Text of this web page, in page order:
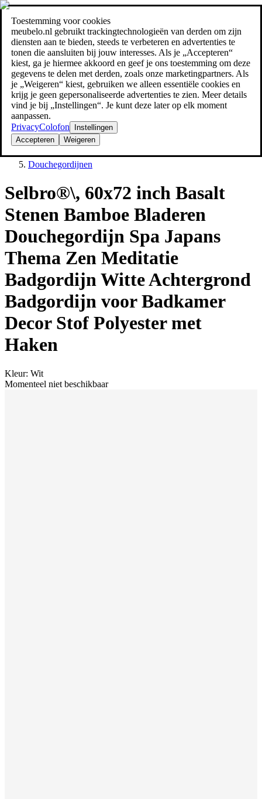
Toestemming voor cookies
meubelo.nl gebruikt trackingtechnologieën van derden om zijn
diensten aan te bieden, steeds te verbeteren en advertenties te
tonen die aansluiten bij jouw interesses. Als je „Accepteren“
kiest, ga je hiermee akkoord en geef je ons toestemming om deze
gegevens te delen met derden, zoals onze marketingpartners. Als
je „Weigeren“ kiest, gebruiken we alleen essentiële cookies en
krijg je geen gepersonaliseerde advertenties te zien. Meer details
vind je bij „Instellingen“. Je kunt deze later op elk moment
aanpassen.
PrivacyColofon
Instellingen
Accepteren
Weigeren
Zoeken
meubel jezelf de beste prijs!meubel jezelf de beste prijs!
Douches
Douchegordijnen
Selbro®\, 60x72 inch Basalt
Stenen Bamboe Bladeren
Douchegordijn Spa Japans
Thema Zen Meditatie
Badgordijn Witte Achtergrond
Badgordijn voor Badkamer
Decor Stof Polyester met
Haken
Kleur: Wit
Momenteel niet beschikbaar